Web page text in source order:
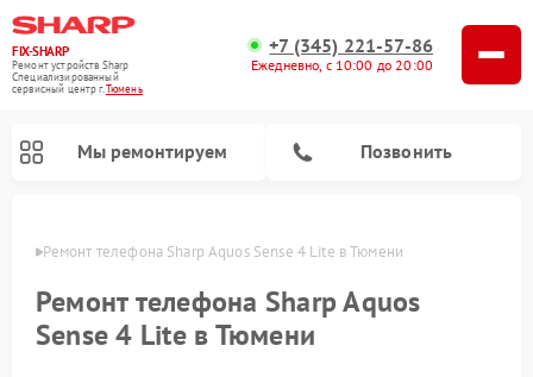
FIX-SHARP
Ремонт устройств Sharp
Специализированный
cервисный центр г.Тюмень
+7 (345) 221-57-86
Ежедневно, с 10:00 до 20:00
Мы ремонтируем Позвонить
Ремонт телефона Sharp Aquos Sense 4 Lite в Тюмени
Ремонт телефона Sharp Aquos
Sense 4 Lite в Тюмени